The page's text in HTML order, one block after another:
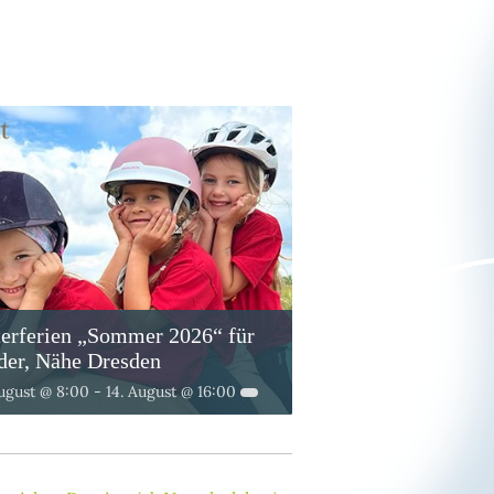
„Sommer 2026“ für
Nähe Dresden
@ 8:00 - 14. August @ 16:00